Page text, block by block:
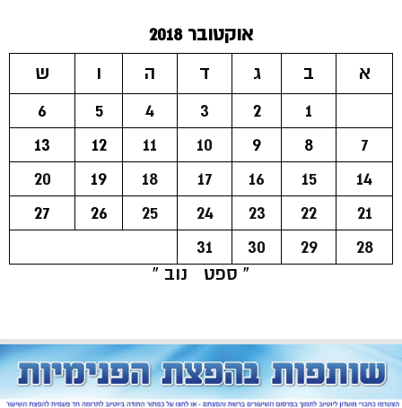
אוקטובר 2018
א
ב ג ד ה ו
ש
1
2
3
4
5
6
7
8
9
10
11
12
13
14
15
16
17
18
19
20
21
22
23
24
25
26
27
28
29
30
31
« ספט
נוב »